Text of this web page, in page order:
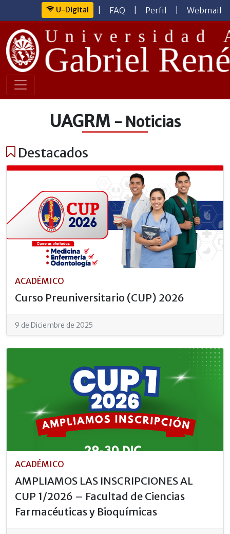
U-Digital FAQ Perfil Webmail
UAGRM - Noticias
Destacados
ACADÉMICO
Curso Preuniversitario (CUP) 2026
9 de Diciembre de 2025
ACADÉMICO
AMPLIAMOS LAS INSCRIPCIONES AL
CUP 1/2026 – Facultad de Ciencias
Farmacéuticas y Bioquímicas